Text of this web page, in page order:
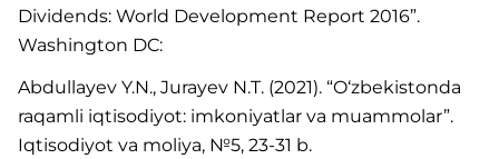
Dividends: World Development Report 2016”.
Washington DC:
Abdullayev Y.N., Jurayev N.T. (2021). “O‘zbekistonda
raqamli iqtisodiyot: imkoniyatlar va muammolar”.
Iqtisodiyot va moliya, №5, 23-31 b.